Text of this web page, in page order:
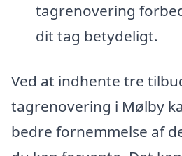
tagrenovering
dit tag betydeligt.
Ved at indhente tre
tagrenovering i Mølby
bedre fornemmelse af